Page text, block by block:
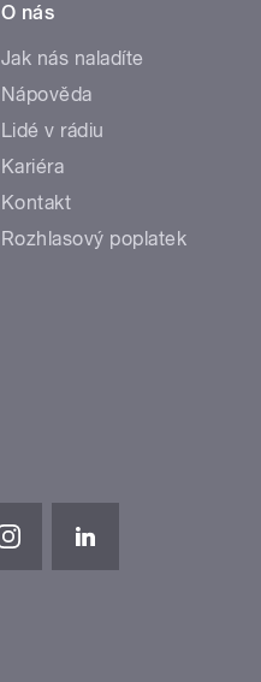
O nás
Jak nás naladíte
Nápověda
Lidé v rádiu
Kariéra
Kontakt
Rozhlasový poplatek